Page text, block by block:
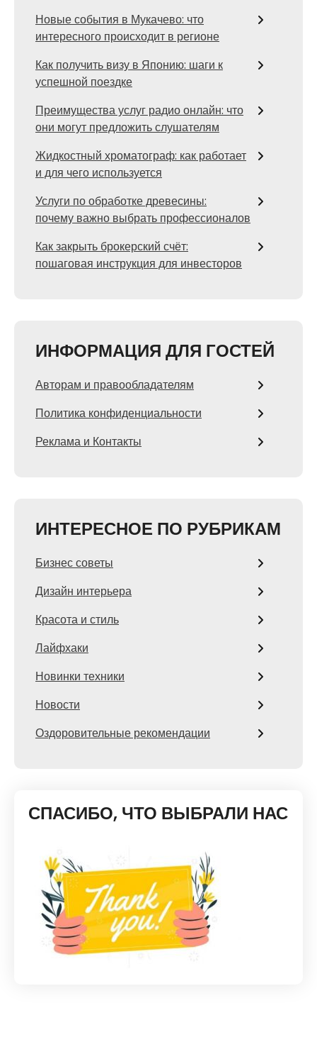
Новые события в Мукачево: что
интересного происходит в регионе
Как получить визу в Японию: шаги к
успешной поездке
Преимущества услуг радио онлайн: что
они могут предложить слушателям
Жидкостный хроматограф: как работает
и для чего используется
Услуги по обработке древесины:
почему важно выбрать профессионалов
Как закрыть брокерский счёт:
пошаговая инструкция для инвесторов
ИНФОРМАЦИЯ ДЛЯ ГОСТЕЙ
Авторам и правообладателям
Политика конфиденциальности
Реклама и Контакты
ИНТЕРЕСНОЕ ПО РУБРИКАМ
Бизнес советы
Дизайн интерьера
Красота и стиль
Лайфхаки
Новинки техники
Новости
Оздоровительные рекомендации
СПАСИБО, ЧТО ВЫБРАЛИ НАС